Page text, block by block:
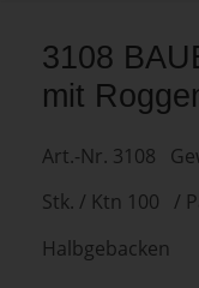
3108
mit
Art.-Nr. 3108
Stk. / Ktn 100 /
Halbgebacken